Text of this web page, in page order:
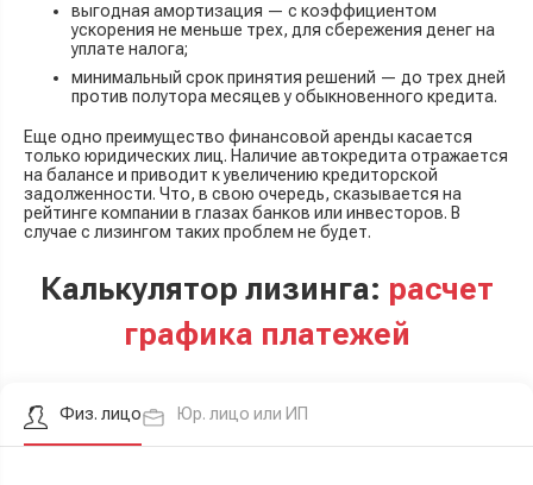
выгодная амортизация — с коэффициентом
ускорения не меньше трех, для сбережения денег на
уплате налога;
минимальный срок принятия решений — до трех дней
против полутора месяцев у обыкновенного кредита.
Еще одно преимущество финансовой аренды касается
только юридических лиц. Наличие автокредита отражается
на балансе и приводит к увеличению кредиторской
задолженности. Что, в свою очередь, сказывается на
рейтинге компании в глазах банков или инвесторов. В
случае с лизингом таких проблем не будет.
Калькулятор лизинга: расчет
графика платежей
Физ. лицо Юр. лицо или ИП